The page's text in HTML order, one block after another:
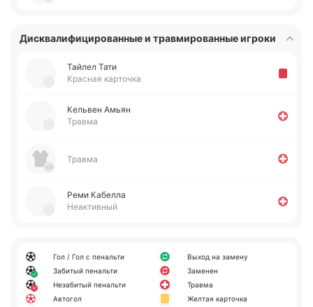
Дисквалифицированные и травмированные игроки
Тайлел Тати
Красная карточка
Ке­львен Амьян
Травма
Травма
Реми Ка­бе­лла
Неактивный
Гол / Гол с пенальти
Забитый пенальти
Незабитый пенальти
Автогол
Выход на замену
Заменен
Травма
Желтая карточка